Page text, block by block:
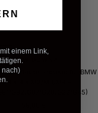
FLOW DOWN®
passend für BMW
3er 4er M2/M3/M4 –
G82/G87/G20/G22/G45)
einem Link,
nach)